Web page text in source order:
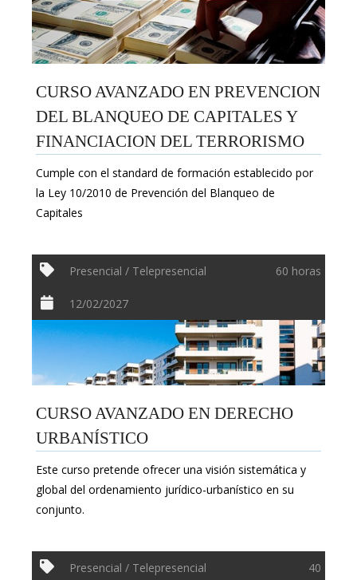
CURSO AVANZADO EN PREVENCION
DEL BLANQUEO DE CAPITALES Y
FINANCIACION DEL TERRORISMO
Cumple con el standard de formación establecido por
la Ley 10/2010 de Prevención del Blanqueo de
Capitales
Presencial / Telepresencial 60 horas
12/02/2027
CURSO AVANZADO EN DERECHO
URBANÍSTICO
Este curso pretende ofrecer una visión sistemática y
global del ordenamiento jurídico-urbanístico en su
conjunto.
Presencial / Telepresencial 40